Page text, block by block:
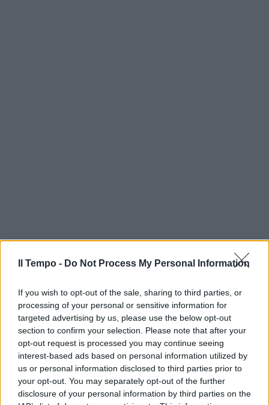
Il Tempo - Do Not Process My Personal Information
If you wish to opt-out of the sale, sharing to third parties, or
processing of your personal or sensitive information for
targeted advertising by us, please use the below opt-out
section to confirm your selection. Please note that after your
opt-out request is processed you may continue seeing
interest-based ads based on personal information utilized by
us or personal information disclosed to third parties prior to
your opt-out. You may separately opt-out of the further
disclosure of your personal information by third parties on the